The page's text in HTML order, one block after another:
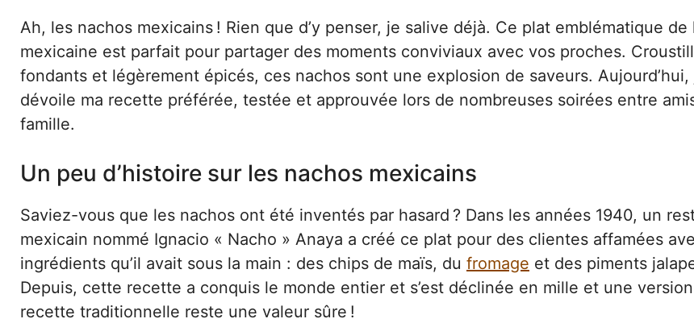
Ah, les nachos mexicains ! Rien que d’y penser, je salive déjà. Ce plat emblématique de
mexicaine est parfait pour partager des moments conviviaux avec vos proches.
fondants et légèrement épicés, ces nachos sont une explosion de saveurs.
dévoile ma recette préférée, testée et approuvée lors de nombreuses soirées entre
famille.
Un peu d’histoire sur les nachos mexicains
Saviez-vous que les nachos ont été inventés par hasard ? Dans les années 1940, un
mexicain nommé Ignacio « Nacho » Anaya a créé ce plat pour des clientes affamées
ingrédients qu’il avait sous la main : des chips de maïs, du fromage et des piments
Depuis, cette recette a conquis le monde entier et s’est déclinée en mille et une
recette traditionnelle reste une valeur sûre !